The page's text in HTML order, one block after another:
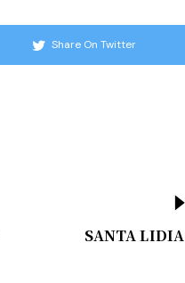
Share On Twitter
SANTA LIDIA